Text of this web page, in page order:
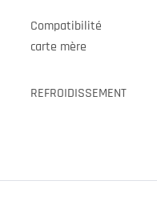
Compatibilité
carte mère
REFROIDISSEMENT